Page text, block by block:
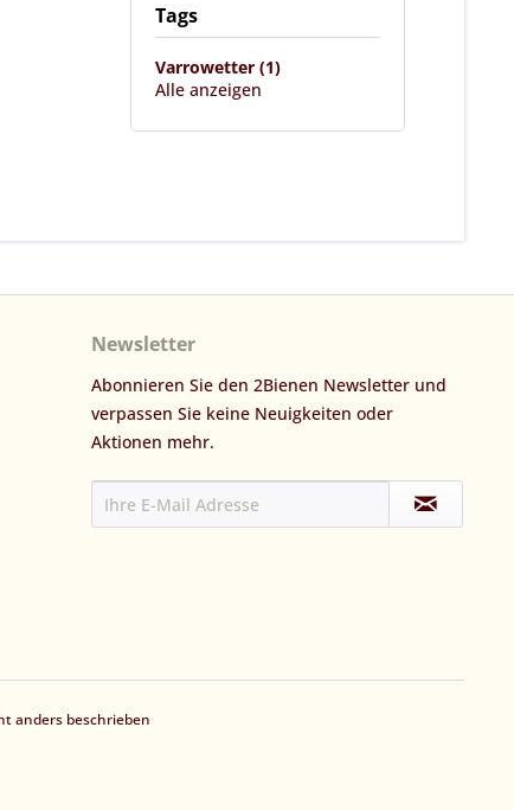
Tags
Varrowetter (1)
Alle anzeigen
Newsletter
Abonnieren Sie den 2Bienen Newsletter und
verpassen Sie keine Neuigkeiten oder
Aktionen mehr.
anders beschrieben